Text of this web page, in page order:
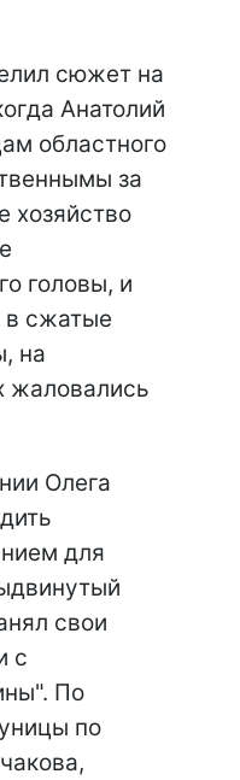
сюжет на
Анатолий
областного
за
хозяйство
головы, и
в сжатые
на
жаловались
Олега
для
свои
с
По
по